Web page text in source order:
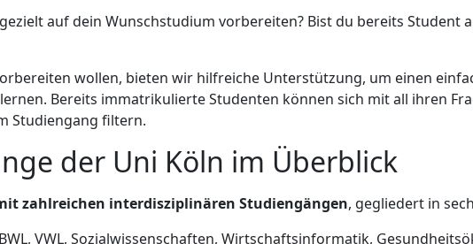
auf dein Wunschstudium vorbereiten? Bist du bereits Student
wollen, bieten wir hilfreiche Unterstützung, um einen
Bereits immatrikulierte Studenten können sich mit all ihren
Studiengang filtern.
der Uni Köln im Überblick
zahlreichen interdisziplinären Studiengängen, gegliedert in
VWL, Sozialwissenschaften, Wirtschaftsinformatik,